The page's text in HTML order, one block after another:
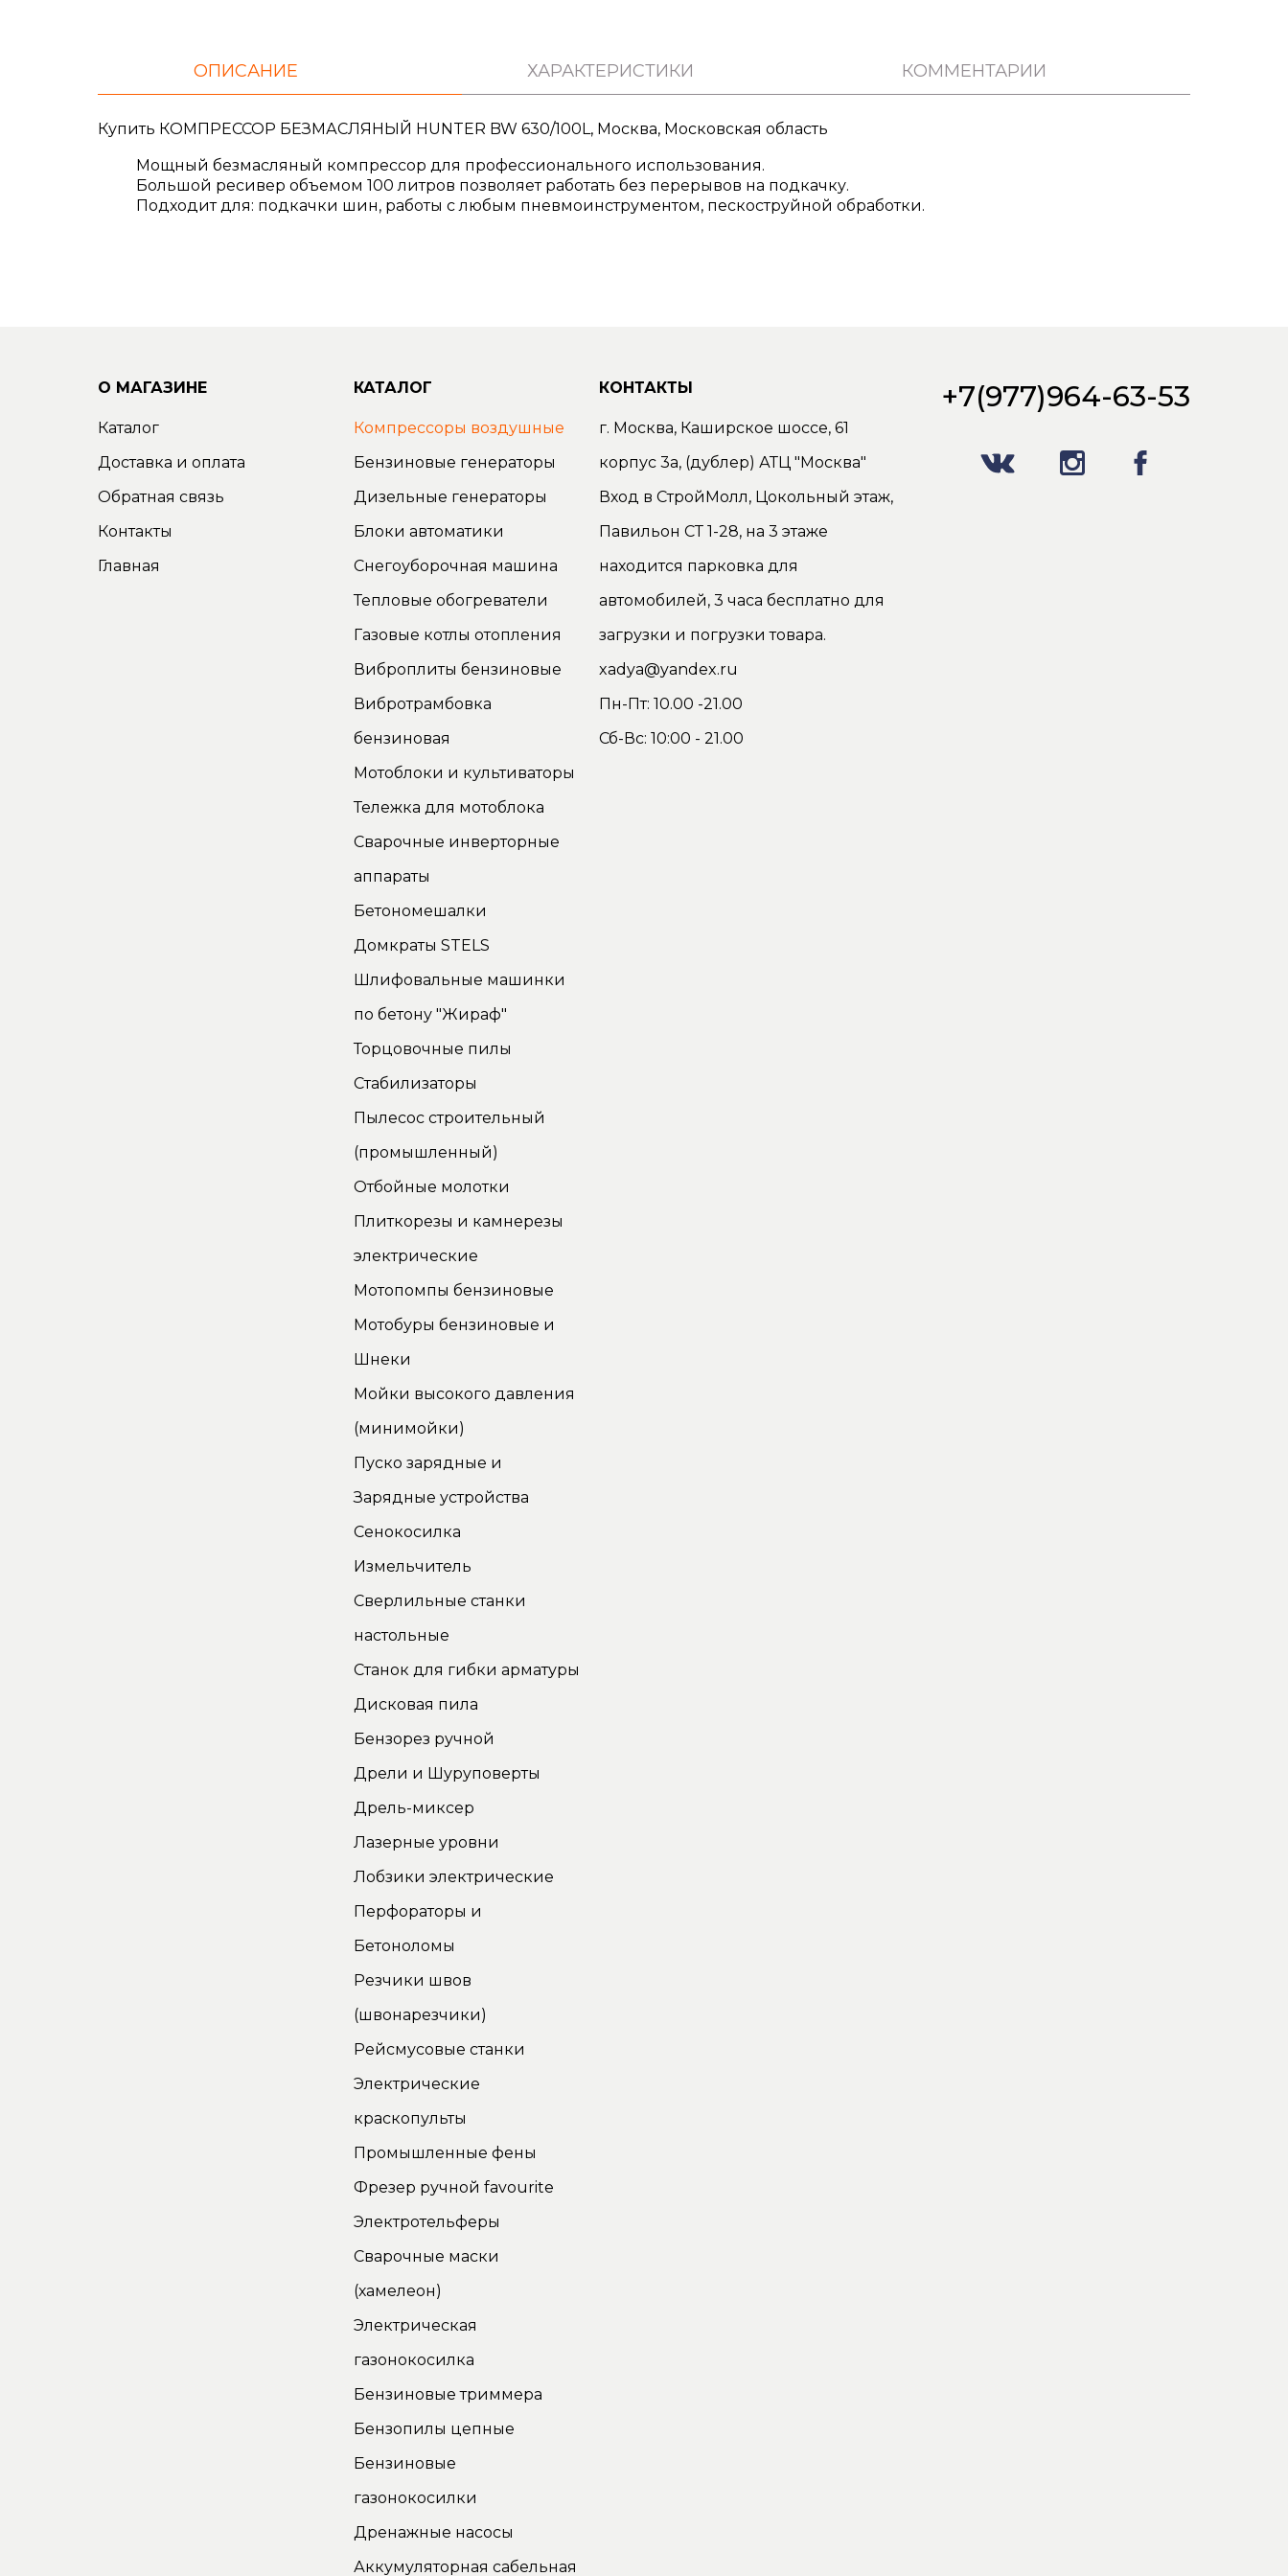
ОПИСАНИЕ ХАРАКТЕРИСТИКИ КОММЕНТАРИИ
Купить КОМПРЕССОР БЕЗМАСЛЯНЫЙ HUNTER BW 630/100L, Москва, Московская область
Мощный безмасляный компрессор для профессионального использования.
Большой ресивер объемом 100 литров позволяет работать без перерывов на подкачку.
Подходит для: подкачки шин, работы с любым пневмоинструментом, пескоструйной обработки.
О МАГАЗИНЕ
Каталог
Доставка и оплата
Обратная связь
Контакты
Главная
КАТАЛОГ
Компрессоры воздушные
Бензиновые генераторы
Дизельные генераторы
Блоки автоматики
Снегоуборочная машина
Тепловые обогреватели
Газовые котлы отопления
Виброплиты бензиновые
Вибротрамбовка
бензиновая
Мотоблоки и культиваторы
Тележка для мотоблока
Сварочные инверторные
аппараты
Бетономешалки
Домкраты STELS
Шлифовальные машинки
по бетону "Жираф"
Торцовочные пилы
Стабилизаторы
Пылесос строительный
(промышленный)
Отбойные молотки
Плиткорезы и камнерезы
электрические
Мотопомпы бензиновые
Мотобуры бензиновые и
Шнеки
Мойки высокого давления
(минимойки)
Пуско зарядные и
Зарядные устройства
Сенокосилка
Измельчитель
Сверлильные станки
настольные
Станок для гибки арматуры
Дисковая пила
Бензорез ручной
Дрели и Шуруповерты
Дрель-миксер
Лазерные уровни
Лобзики электрические
Перфораторы и
Бетоноломы
Резчики швов
(швонарезчики)
Рейсмусовые станки
Электрические
краскопульты
Промышленные фены
Фрезер ручной favourite
Электротельферы
Сварочные маски
(хамелеон)
Электрическая
газонокосилка
Бензиновые триммера
Бензопилы цепные
Бензиновые
газонокосилки
Дренажные насосы
Аккумуляторная сабельная
КОНТАКТЫ
г. Москва, Каширское шоссе, 61
корпус 3а, (дублер) АТЦ "Москва"
Вход в СтройМолл, Цокольный этаж,
Павильон СТ 1-28, на 3 этаже
находится парковка для
автомобилей, 3 часа бесплатно для
загрузки и погрузки товара.
xadya@yandex.ru
Пн-Пт: 10.00 -21.00
Сб-Вс: 10:00 - 21.00
+7(977)964-63-53